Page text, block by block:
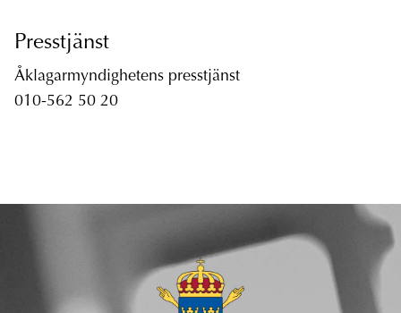
Presstjänst
Åklagarmyndighetens presstjänst
010-562 50 20